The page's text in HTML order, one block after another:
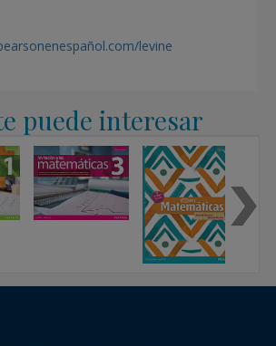
levine
puede interesar